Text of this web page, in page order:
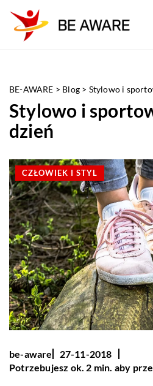
BE-AWARE > Blog > Stylowo i
Stylowo i
dzień
CZŁOWIEK I STYL
be-aware
27-11-2018
Potrzebujesz ok. 2 min. aby